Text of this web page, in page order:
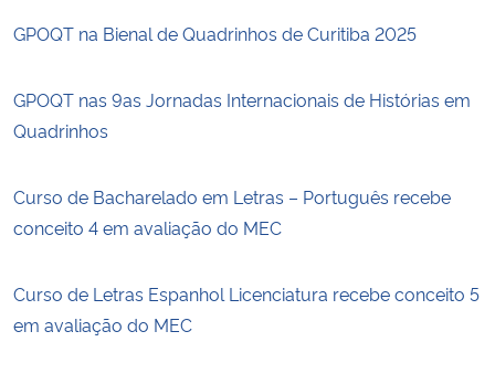
GPOQT na Bienal de Quadrinhos de Curitiba 2025
GPOQT nas 9as Jornadas Internacionais de Histórias em
Quadrinhos
Curso de Bacharelado em Letras – Português recebe
conceito 4 em avaliação do MEC
Curso de Letras Espanhol Licenciatura recebe conceito 5
em avaliação do MEC